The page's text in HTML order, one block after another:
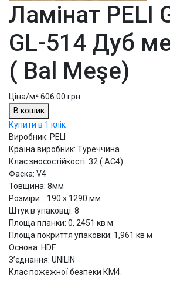
Ламінат PELI
GL-514 Дуб
( Bal Meşe)
Ціна/м²:606.00 грн
В кошик
Купити в 1 клік
Виробник: PELI
Країна виробник: Туреччина
Клас зносостійкості: 32 ( АС4)
Фаска: V4
Товщина: 8мм
Розміри: : 190 х 1290 мм
Штук в упаковці: 8
Площа планки: 0, 2451 кв м
Площа покриття упаковки: 1,961 кв м
Основа: HDF
З’єднання: UNILIN
Клас пожежної безпеки КМ4.